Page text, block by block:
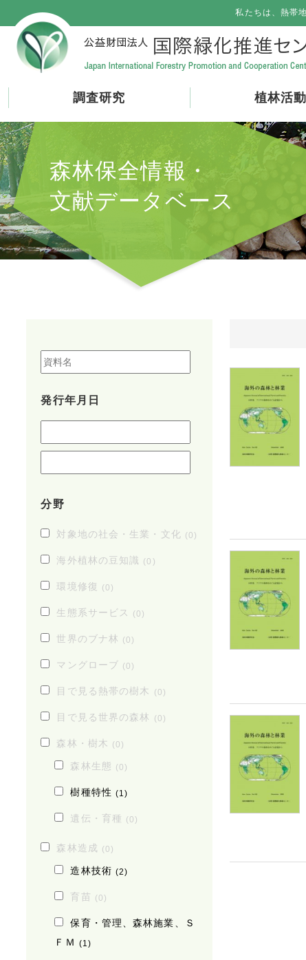
私たちは、熱帯
調査研究 植林活動
森林保全情報・
文献データベース
発行年月日
分野
対象地の社会・生業・文化 (0)
海外植林の豆知識 (0)
環境修復 (0)
生態系サービス (0)
世界のブナ林 (0)
マングローブ (0)
目で見る熱帯の樹木 (0)
目で見る世界の森林 (0)
森林・樹木 (0)
森林生態 (0)
樹種特性 (1)
遺伝・育種 (0)
森林造成 (0)
造林技術 (2)
育苗 (0)
保育・管理、森林施業、Ｓ
ＦＭ (1)